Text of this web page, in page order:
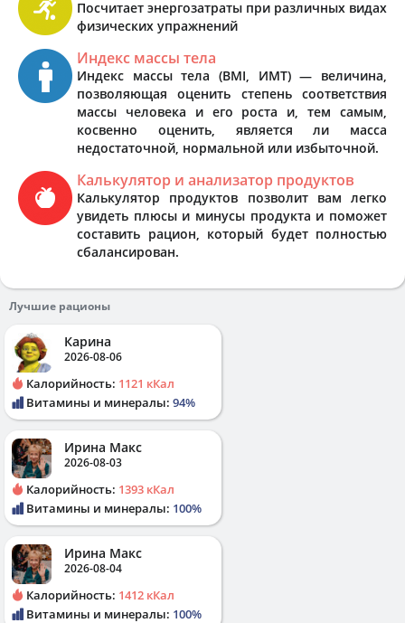
Посчитает энергозатраты при различных видах
физических упражнений
Индекс массы тела
Индекс массы тела (BMI, ИМТ) — величина,
позволяющая оценить степень соответствия
массы человека и его роста и, тем самым,
косвенно оценить, является ли масса
недостаточной, нормальной или избыточной.
Калькулятор и анализатор продуктов
Калькулятор продуктов позволит вам легко
увидеть плюсы и минусы продукта и поможет
составить рацион, который будет полностью
сбалансирован.
Лучшие рационы
Карина
2026-08-06
Калорийность: 1121 кКал
Витамины и минералы: 94%
Ирина Макс
2026-08-03
Калорийность: 1393 кКал
Витамины и минералы: 100%
Ирина Макс
2026-08-04
Калорийность: 1412 кКал
Витамины и минералы: 100%